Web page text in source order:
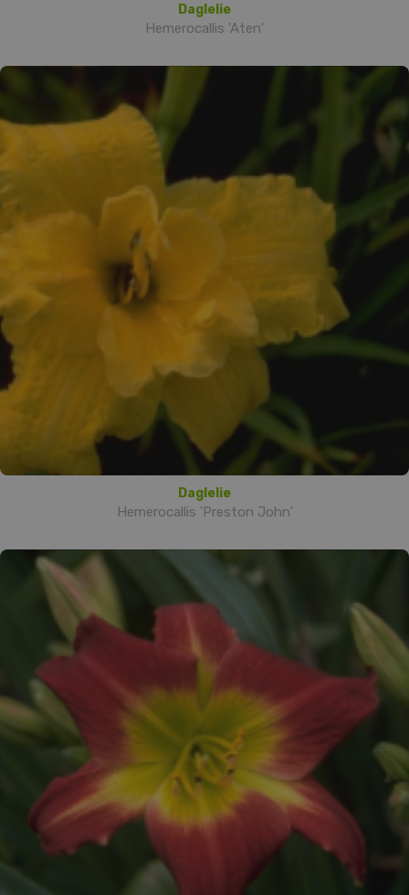
Daglelie
Hemerocallis 'Aten'
Daglelie
Hemerocallis 'Preston John'